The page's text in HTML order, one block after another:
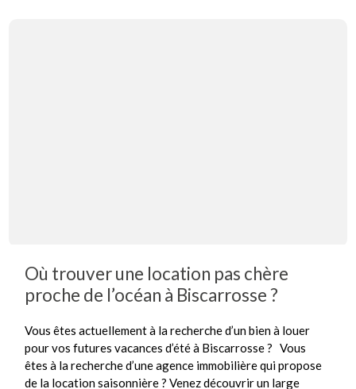
Où trouver une location pas chère
proche de l’océan à Biscarrosse ?
Vous êtes actuellement à la recherche d’un bien à louer
pour vos futures vacances d’été à Biscarrosse ? Vous
êtes à la recherche d’une agence immobilière qui propose
de la location saisonnière ? Venez découvrir un large